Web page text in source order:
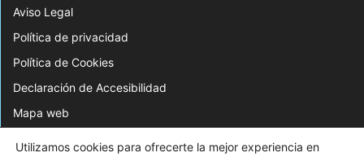
Aviso Legal
Política de privacidad
Política de Cookies
Declaración de Accesibilidad
Mapa web
© 2026 Web Desarrollada por el Servicio de Informática de Diputación de
Utilizamos cookies para ofrecerte la mejor experiencia en